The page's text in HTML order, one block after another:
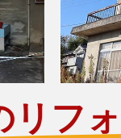
リフ